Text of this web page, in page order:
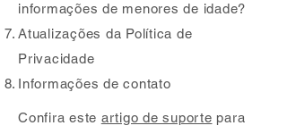
informações de menores de idade?
Atualizações da Política de
Privacidade
Informações de contato
Confira este artigo de suporte para